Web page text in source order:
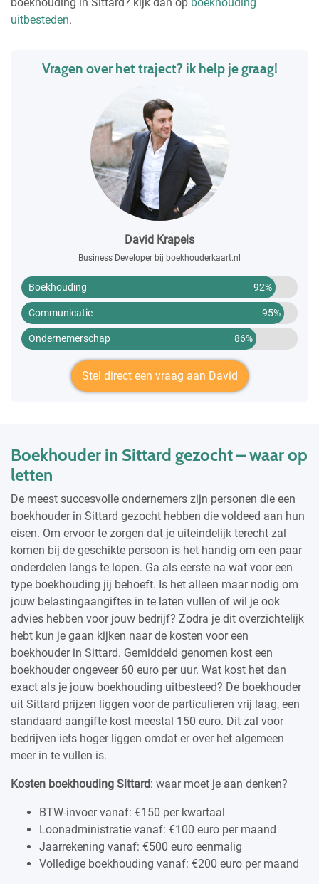
uitbesteden.
Vragen over het traject? ik help je graag!
David Krapels
Business Developer bij boekhouderkaart.nl
Boekhouding 92%
Communicatie 95%
Ondernemerschap 86%
Stel direct een vraag aan David
Boekhouder in Sittard gezocht – waar op
letten
De meest succesvolle ondernemers zijn personen die een
boekhouder in Sittard gezocht hebben die voldeed aan hun
eisen. Om ervoor te zorgen dat je uiteindelijk terecht zal
komen bij de geschikte persoon is het handig om een paar
onderdelen langs te lopen. Ga als eerste na wat voor een
type boekhouding jij behoeft. Is het alleen maar nodig om
jouw belastingaangiftes in te laten vullen of wil je ook
advies hebben voor jouw bedrijf? Zodra je dit overzichtelijk
hebt kun je gaan kijken naar de kosten voor een
boekhouder in Sittard. Gemiddeld genomen kost een
boekhouder ongeveer 60 euro per uur. Wat kost het dan
exact als je jouw boekhouding uitbesteed? De boekhouder
uit Sittard prijzen liggen voor de particulieren vrij laag, een
standaard aangifte kost meestal 150 euro. Dit zal voor
bedrijven iets hoger liggen omdat er over het algemeen
meer in te vullen is.
Kosten boekhouding Sittard: waar moet je aan denken?
BTW-invoer vanaf: €150 per kwartaal
Loonadministratie vanaf: €100 euro per maand
Jaarrekening vanaf: €500 euro eenmalig
Volledige boekhouding vanaf: €200 euro per maand